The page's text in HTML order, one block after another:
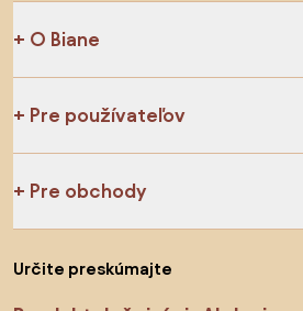
O Biane
Pre používateľov
Pre obchody
Určite preskúmajte